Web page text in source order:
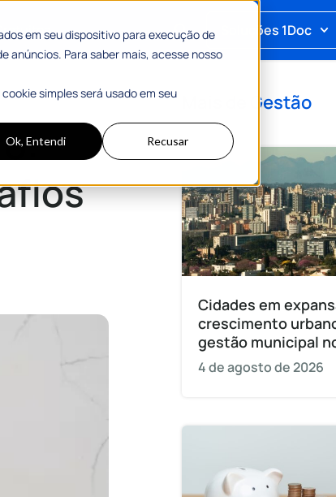
em seu dispositivo para execução de
anúncios. Para saber mais, acesse nosso
simples será usado em seu
Ok, Entendi Recusar
Soluções 1Doc
Gestão
Cidades em
crescimento
gestão municipal
4 de agosto de 2026